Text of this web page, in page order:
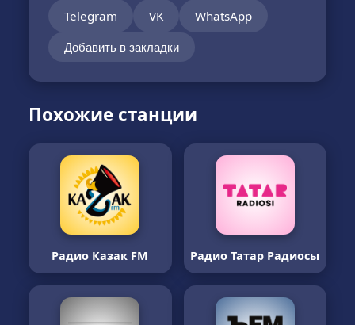
Telegram VK WhatsApp
Добавить в закладки
Похожие станции
Радио Казак FM Радио Татар Радиосы